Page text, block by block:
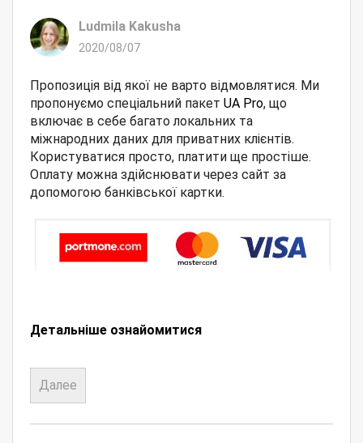
Ludmila Kakusha
2020/08/07
Пропозиція від якої не варто відмовлятися. Ми
пропонуємо спеціальний пакет UA Pro, що
включає в себе багато локальних та
міжнародних даних для приватних клієнтів.
Користуватися просто, платити ще простіше.
Оплату можна здійснювати через сайт за
допомогою банківської картки.
Детальніше ознайомитися
Далее